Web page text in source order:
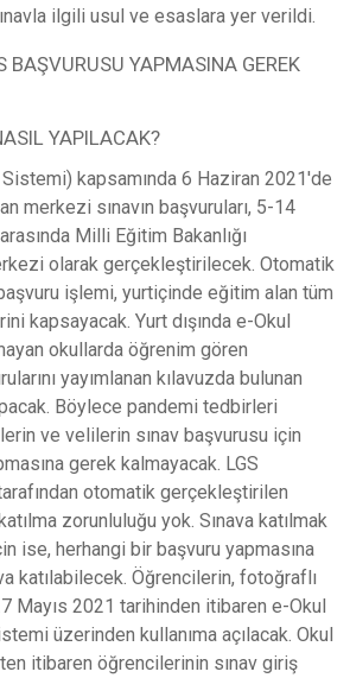
ilgili usul ve esaslara yer verildi.
BAŞVURUSU YAPMASINA GEREK
YAPILACAK?
kapsamında 6 Haziran 2021'de
merkezi sınavın başvuruları, 5-14
Milli Eğitim Bakanlığı
olarak gerçekleştirilecek. Otomatik
işlemi, yurtiçinde eğitim alan tüm
kapsayacak. Yurt dışında e-Okul
okullarda öğrenim gören
yayımlanan kılavuzda bulunan
Böylece pandemi tedbirleri
ve velilerin sınav başvurusu için
gerek kalmayacak. LGS
otomatik gerçekleştirilen
zorunluluğu yok. Sınava katılmak
ise, herhangi bir başvuru yapmasına
katılabilecek. Öğrencilerin, fotoğraflı
Mayıs 2021 tarihinden itibaren e-Okul
üzerinden kullanıma açılacak. Okul
itibaren öğrencilerinin sınav giriş